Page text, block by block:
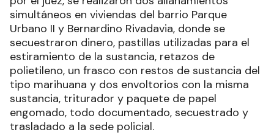
simultáneos en viviendas del barrio Parque
Urbano II y Bernardino Rivadavia, donde se
secuestraron dinero, pastillas utilizadas para el
estiramiento de la sustancia, retazos de
polietileno, un frasco con restos de sustancia del
tipo marihuana y dos envoltorios con la misma
sustancia, triturador y paquete de papel
engomado, todo documentado, secuestrado y
trasladado a la sede policial.